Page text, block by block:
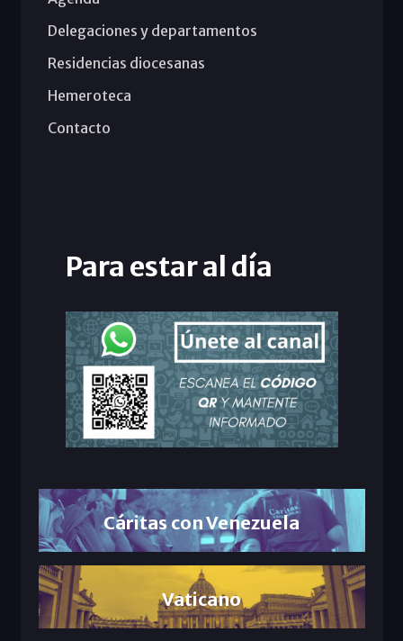
Delegaciones y departamentos
Residencias diocesanas
Hemeroteca
Contacto
Para estar al día
Cáritas con Venezuela
Vaticano